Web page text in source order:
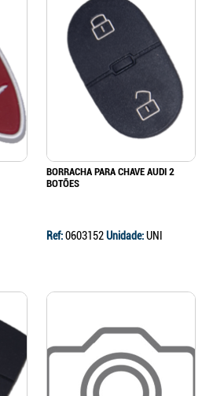
BORRACHA PARA CHAVE AUDI 2
BOTÕES
Ref:0603152Unidade:UNI